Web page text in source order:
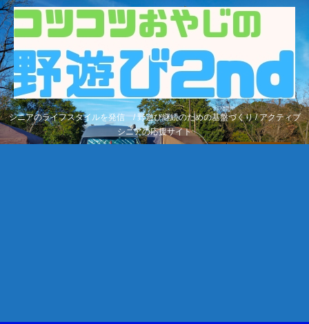
シニアのライフスタイルを発信 / 野遊び継続のための基盤づくり / アクティブ
シニアの応援サイト